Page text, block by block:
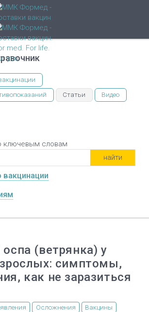
Статьи Видео
ключевым словам
оспа (ветрянка) у
симптомы,
как не заразиться
Осложнения Вакцины